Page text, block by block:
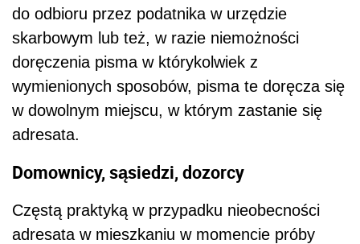
do odbioru przez podatnika w urzędzie
skarbowym lub też, w razie niemożności
doręczenia pisma w którykolwiek z
wymienionych sposobów, pisma te doręcza się
w dowolnym miejscu, w którym zastanie się
adresata.
Domownicy, sąsiedzi, dozorcy
Częstą praktyką w przypadku nieobecności
adresata w mieszkaniu w momencie próby